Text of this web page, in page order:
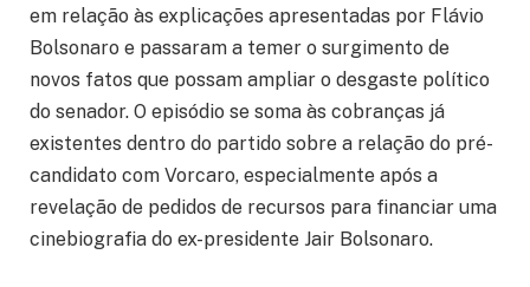
em relação às explicações apresentadas por Flávio
Bolsonaro e passaram a temer o surgimento de
novos fatos que possam ampliar o desgaste político
do senador. O episódio se soma às cobranças já
existentes dentro do partido sobre a relação do pré-
candidato com Vorcaro, especialmente após a
revelação de pedidos de recursos para financiar uma
cinebiografia do ex-presidente Jair Bolsonaro.